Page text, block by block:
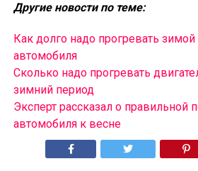
Другие новости по теме:
Как долго надо прогревать зимой
автомобиля
Сколько надо прогревать
зимний период
Эксперт рассказал о правильной
автомобиля к весне